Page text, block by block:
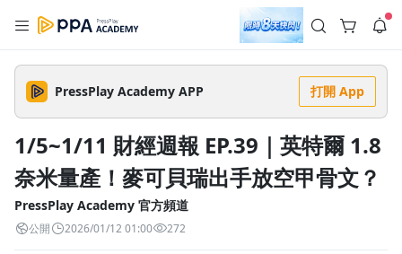
註冊領取 上千元優惠券！
公告
🌞 PPA 避暑津貼．冷氣房升級｜期間快閃活動
2% 點數回饋！🚀 酷暑來襲．偷偷在冷氣房升級 📈⭐️ 【冷氣房
進修 限時開跑】◾單筆滿 NT$2,500 現折 NT$300◾活動期間：
即日起 - 8/13（只有一週）-📣 酷暑季好康 \ 再加碼 /→ 點數回饋
無上限🔥購買任一課程 or 訂閱✅ 消費即享回饋 1% 點數✅ 滿
$5,000 回饋 2% 點數🎁 此為 PPA 官方帳號 Line@ 專屬活動，加
入好友👉 享有「渠道專屬活動」及「個人化推播」！
4 天前
查看全部
PressPlay Academy APP 打開 App
1/5~1/11 財經週報 EP.39｜英特爾 1.8
奈米量產！麥可貝瑞出手放空甲骨文？
PressPlay Academy 官方頻道
公開 2026/01/12 01:00 272
--:-- --:--
追蹤列表
返回播放器
清除全部